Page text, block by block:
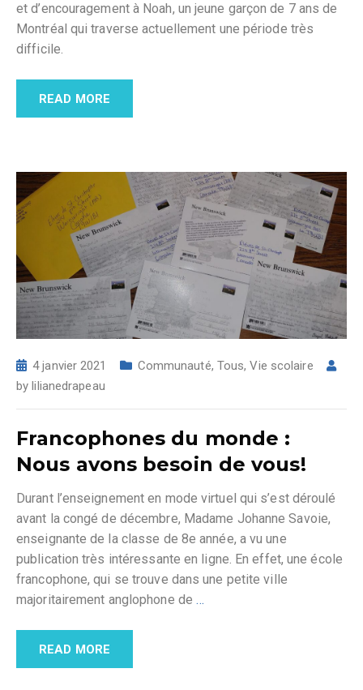
et d’encouragement à Noah, un jeune garçon de 7 ans de
Montréal qui traverse actuellement une période très
difficile.
READ MORE
4 janvier 2021 Communauté, Tous,Vie scolaire
by lilianedrapeau
Francophones du monde :
Nous avons besoin de vous!
Durant l’enseignement en mode virtuel qui s’est déroulé
avant la congé de décembre, Madame Johanne Savoie,
enseignante de la classe de 8e année, a vu une
publication très intéressante en ligne. En effet, une école
francophone, qui se trouve dans une petite ville
majoritairement anglophone de…
READ MORE